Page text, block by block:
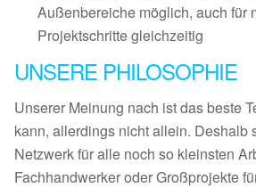
Außenbereiche möglich, auch für
Projektschritte gleichzeitig
UNSERE PHILOSOPHIE
Unserer Meinung nach ist das beste
kann, allerdings nicht allein. Deshalb
Netzwerk für alle noch so kleinsten
Fachhandwerker oder Großprojekte